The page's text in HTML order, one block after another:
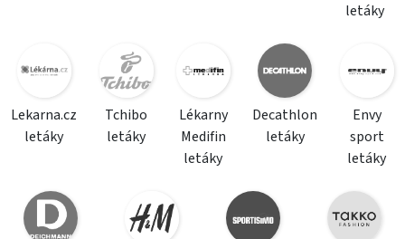
letáky
Lekarna.cz
letáky
Tchibo
letáky
Lékarny
Medifin
letáky
Decathlon
letáky
Envy
sport
letáky